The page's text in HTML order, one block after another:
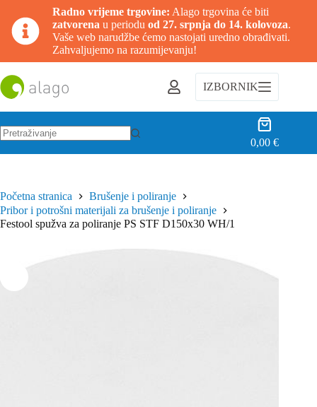
Radno vrijeme trgovine: Alago trgovina će biti
zatvorena u periodu od 27. srpnja do 14. kolovoza.
Vaše web narudžbe ćemo nastojati uredno obrađivati.
Zahvaljujemo na razumijevanju!
na
sadržaj
IZBORNIK
Košarica
0,00€
Početna stranica
Brušenje i poliranje
Pribor i potrošni materijali za brušenje i poliranje
Festool spužva za poliranje PS STF D150x30 WH/1